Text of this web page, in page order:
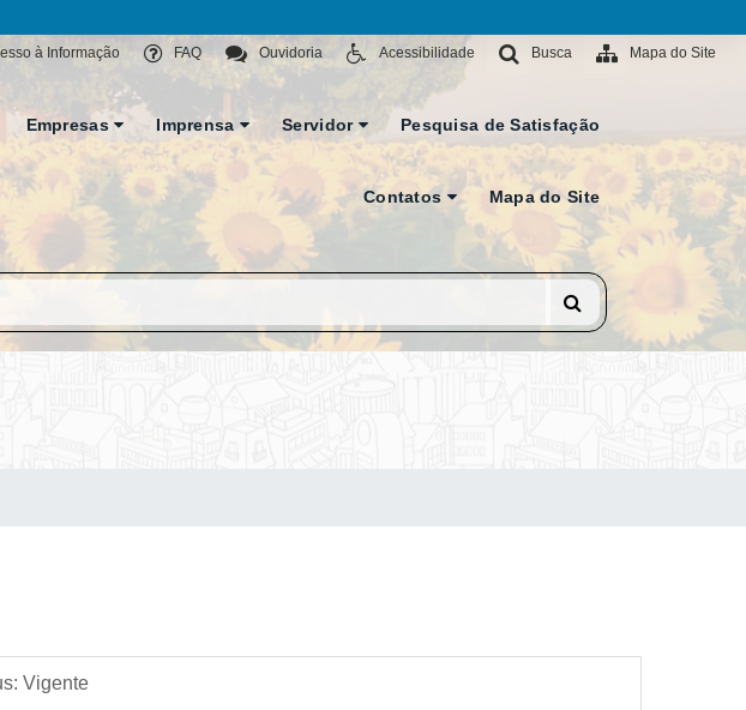
Mapa do Site
Busca
Acessibilidade
Ouvidoria
FAQ
à Informação
Empresas Imprensa Servidor Pesquisa de Satisfação
Contatos Mapa do Site
Vigente